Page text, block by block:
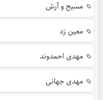
مسیح و آرش
معین زد
مهدی احمدوند
مهدی جهانی